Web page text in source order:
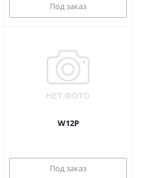
Под заказ
W12P
Под заказ